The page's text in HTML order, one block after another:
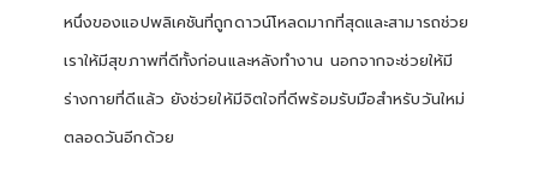
หนึ่งของแอปพลิเคชันที่ถูกดาวน์โหลดมากที่สุดและสามารถช่วย
เราให้มีสุขภาพที่ดีทั้งก่อนและหลังทำงาน นอกจากจะช่วยให้มี
ร่างกายที่ดีแล้ว ยังช่วยให้มีจิตใจที่ดีพร้อมรับมือสำหรับวันใหม่
ตลอดวันอีกด้วย